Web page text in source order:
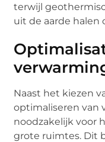
terwijl
uit de aarde halen
Naast het kiezen
optimaliseren van
noodzakelijk voor
grote ruimtes. Dit